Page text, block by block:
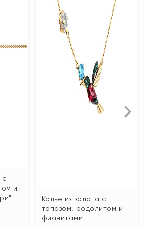
с
и
Колье из золота с
топазом, родолитом и
фианитами